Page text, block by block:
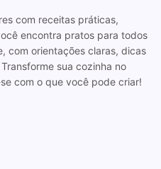
com receitas práticas,
encontra pratos para todos
com orientações claras, dicas
sua cozinha no
com o que você pode criar!